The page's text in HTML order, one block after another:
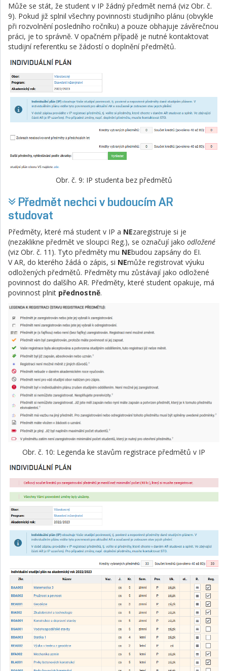
Může se stát, že student v IP žádný předmět nemá (viz Obr. č.
9). Pokud již splnil všechny povinnosti studijního plánu (obvykle
při rozvolnění posledního ročníku) a pouze obhajuje závěrečnou
práci, je to správně. V opačném případě je nutné kontaktovat
studijní referentku se žádostí o doplnění předmětů.
Obr. č. 9: IP studenta bez předmětů
Předmět nechci v budoucím AR
studovat
Předměty, které má student v IP a NEzaregistruje si je
(nezaklikne předmět ve sloupci Reg.), se označují jako odložené
(viz Obr. č. 11). Tyto předměty mu NEbudou zapsány do EI.
V AR, do kterého žádá o zápis, si NEmůže registrovat výuku
odložených předmětů. Předměty mu zůstávají jako odložené
povinnost do dalšího AR. Předměty, které student opakuje, má
povinnost plnit přednostně.
Obr. č. 10: Legenda ke stavům registrace předmětů v IP